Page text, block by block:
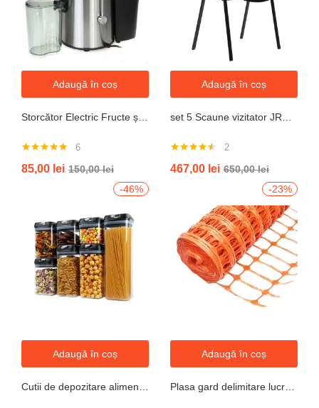
Adaugă în coș
5.00din 5
6
85,00 lei 150,00lei
Adaugă în coș
4.50din 5
2
467,00 lei 650,00lei
-46%
Adaugă în coș
-23%
Adaugă în coș